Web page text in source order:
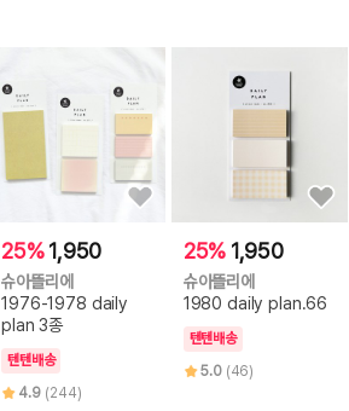
25% 1,950
슈아뜰리에
1976-1978 daily
plan 3종
텐텐배송
4.9 (244)
25% 1,950
슈아뜰리에
1980 daily plan.66
텐텐배송
5.0 (46)